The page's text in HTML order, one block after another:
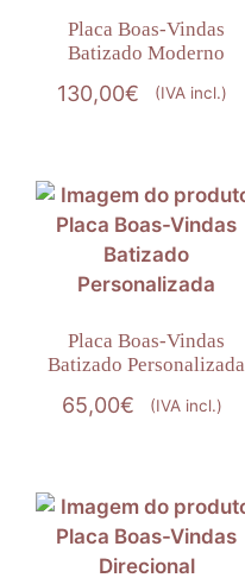
Placa Boas-Vindas
Batizado Moderno
130,00€ (IVA incl.)
Placa Boas-Vindas
Batizado Personalizada
65,00€ (IVA incl.)